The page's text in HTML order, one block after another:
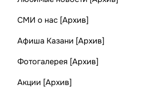
СМИ о нас [Архив]
Афиша Казани [Архив]
Фотогалерея [Архив]
Акции [Архив]